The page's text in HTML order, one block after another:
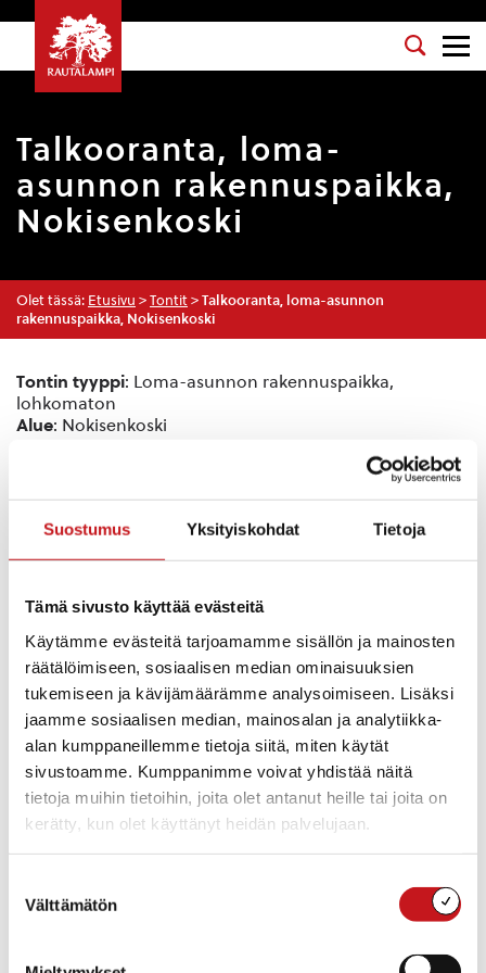
Suostumus Yksityiskohdat Tietoja
Tämä sivusto käyttää evästeitä
Käytämme evästeitä tarjoamamme sisällön ja mainosten
räätälöimiseen, sosiaalisen median ominaisuuksien
tukemiseen ja kävijämäärämme analysoimiseen. Lisäksi
jaamme sosiaalisen median, mainosalan ja analytiikka-
alan kumppaneillemme tietoja siitä, miten käytät
sivustoamme. Kumppanimme voivat yhdistää näitä
tietoja muihin tietoihin, joita olet antanut heille tai joita on
kerätty, kun olet käyttänyt heidän palvelujaan.
valinta
Välttämätön
Talkooranta, loma-
asunnon rakennuspaikka,
Nokisenkoski
Olet tässä: Etusivu > Tontit > Talkooranta, loma-asunnon
rakennuspaikka, Nokisenkoski
Tontin tyyppi: Loma-asunnon rakennuspaikka,
lohkomaton
Alue: Nokisenkoski
Koko: Noin 2 800 m²
Rakennusoikeus: 100 k-m², kaavamuutoksella
mahdollista muuttaa asuinrakennuksen
rakennuspaikaksi.
Lisätietoja: Rakennustarkastaja, puh. 040 358 7787
Näytä kartta